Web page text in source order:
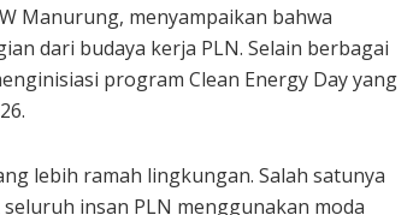
Manurung, menyampaikan bahwa
dari budaya kerja PLN. Selain berbagai
program Clean Energy Day yang
lebih ramah lingkungan. Salah satunya
insan PLN menggunakan moda